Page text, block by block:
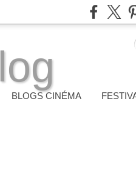
BLOGS CINÉMA